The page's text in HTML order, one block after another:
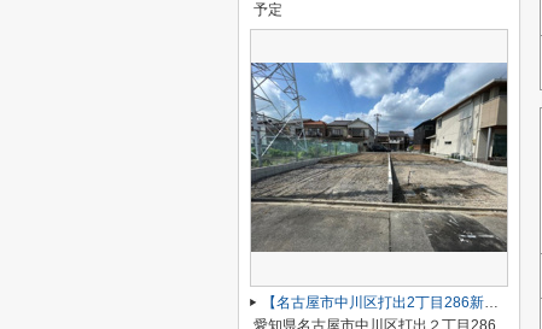
予定
【名古屋市中川区打出2丁目286新築戸建B号棟】仲介手数料無料！荒子小学校・一柳中学校
愛知県名古屋市中川区打出２丁目286